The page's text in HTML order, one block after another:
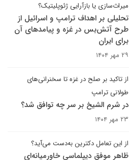
میراث‌سازی یا بازآرایی ژئوپلیتیک؟
تحلیلی بر اهداف ترامپ و اسرائیل از
طرح آتش‌بس در غزه و پیامدهای آن
برای ایران
۲۹ مهر ۱۴۰۴
از تاکید بر صلح در غزه تا سخنرانی‌های
طولانی ترامپ
در شرم الشیخ بر سر چه توافق شد؟
۲۳ مهر ۱۴۰۴
از این تعامل دکترین به‌دست می‌آید؟
ظاهر موفق دیپلماسی خاورمیانه‌ای